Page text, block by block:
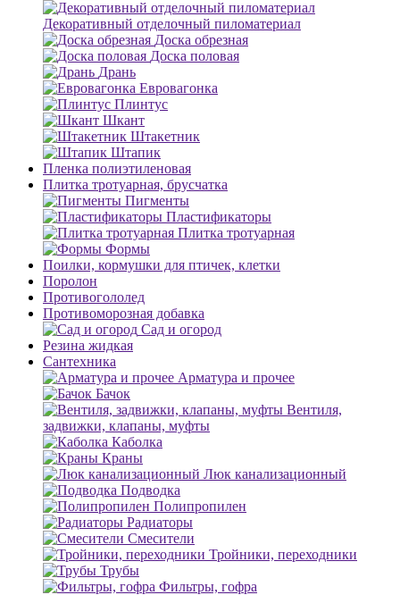
Декоративный отделочный пиломатериал
Доска обрезная
Доска половая
Дрань
Евровагонка
Плинтус
Шкант
Штакетник
Штапик
Пленка полиэтиленовая
Плитка тротуарная, брусчатка
Пигменты
Пластификаторы
Плитка тротуарная
Формы
Поилки, кормушки для птичек, клетки
Поролон
Противогололед
Противоморозная добавка
Сад и огород
Резина жидкая
Сантехника
Арматура и прочее
Бачок
Вентиля,
задвижки, клапаны, муфты
Каболка
Краны
Люк канализационный
Подводка
Полипропилен
Радиаторы
Смесители
Тройники, переходники
Трубы
Фильтры, гофра